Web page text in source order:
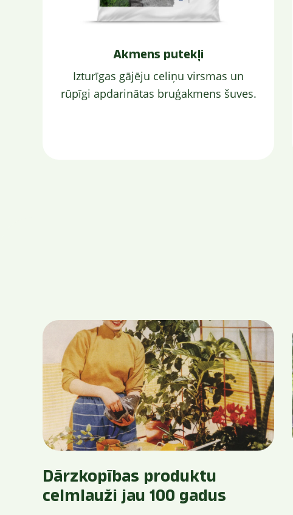
Akmens putekļi
Izturīgas gājēju celiņu virsmas un
rūpīgi apdarinātas bruģakmens šuves.
Dārzkopības produktu
celmlauži jau 100 gadus